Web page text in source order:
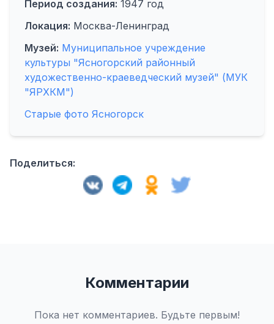
Период создания: 1947 год
Локация: Москва-Ленинград
Музей: Муниципальное учреждение
культуры "Ясногорский районный
художественно-краеведческий музей" (МУК
"ЯРХКМ")
Старые фото Ясногорск
Поделиться:
Комментарии
Пока нет комментариев. Будьте первым!